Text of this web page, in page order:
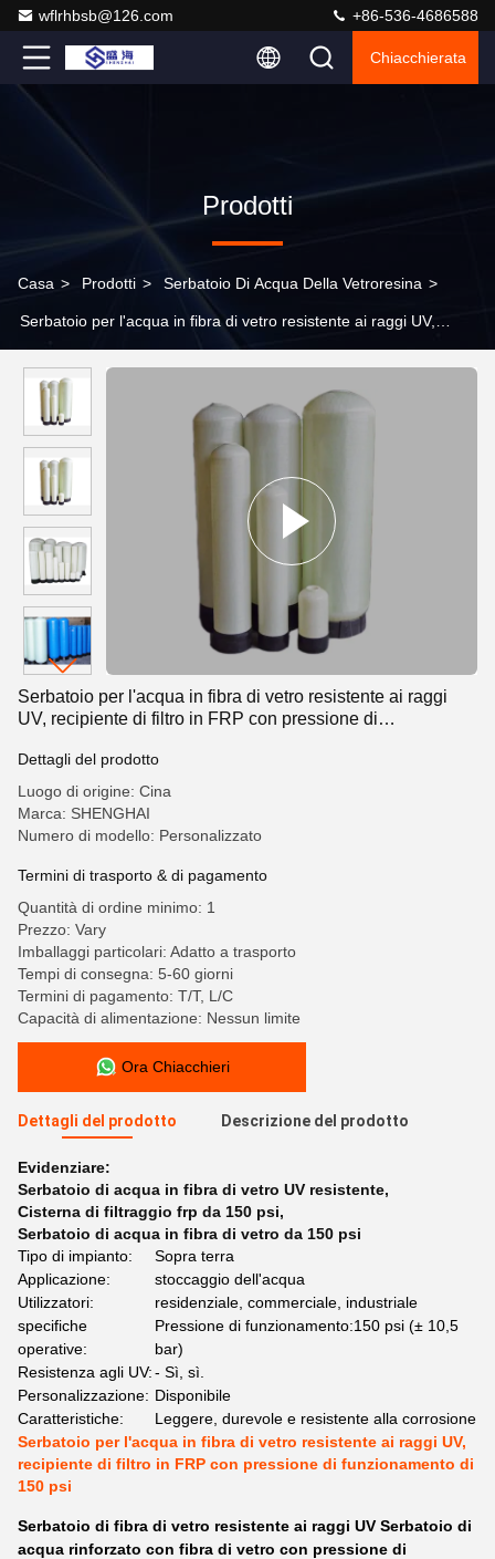
wflrhbsb@126.com +86-536-4686588
Chiacchierata
Prodotti
Casa > Prodotti > Serbatoio Di Acqua Della Vetroresina >
Serbatoio per l'acqua in fibra di vetro resistente ai raggi UV,
Serbatoio per l'acqua in fibra di vetro resistente ai raggi
UV, recipiente di filtro in FRP con pressione di
Dettagli del prodotto
Luogo di origine: Cina
Marca: SHENGHAI
Numero di modello: Personalizzato
Termini di trasporto & di pagamento
Quantità di ordine minimo: 1
Prezzo: Vary
Imballaggi particolari: Adatto a trasporto
Tempi di consegna: 5-60 giorni
Termini di pagamento: T/T, L/C
Capacità di alimentazione: Nessun limite
Ora Chiacchieri
Dettagli del prodotto Descrizione del prodotto
Evidenziare:
Serbatoio di acqua in fibra di vetro UV resistente,
Cisterna di filtraggio frp da 150 psi,
Serbatoio di acqua in fibra di vetro da 150 psi
Tipo di impianto:
Sopra terra
Applicazione:
stoccaggio dell'acqua
Utilizzatori:
residenziale, commerciale, industriale
specifiche
operative:
Pressione di funzionamento:150 psi (± 10,5
bar)
Resistenza agli UV:- Sì, sì.
Personalizzazione: Disponibile
Caratteristiche:
Leggere, durevole e resistente alla corrosione
Serbatoio per l'acqua in fibra di vetro resistente ai raggi UV,
recipiente di filtro in FRP con pressione di funzionamento di
150 psi
Serbatoio di fibra di vetro resistente ai raggi UV Serbatoio di
acqua rinforzato con fibra di vetro con pressione di